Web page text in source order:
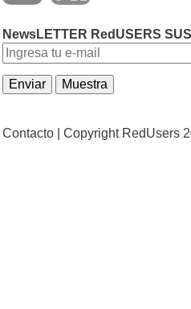
NewsLETTER RedUSERS
Contacto | Copyright RedUsers